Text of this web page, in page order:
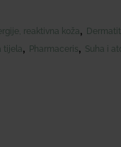
reaktivna koža,
tijela, Pharmaceris, Suha i